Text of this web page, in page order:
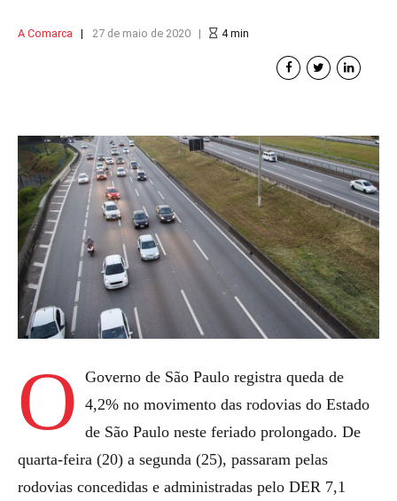
A Comarca 27 de maio de 2020 4min
O
Governo de São Paulo registra queda de
4,2% no movimento das rodovias do Estado
de São Paulo neste feriado prolongado. De
quarta-feira (20) a segunda (25), passaram pelas
rodovias concedidas e administradas pelo DER 7,1